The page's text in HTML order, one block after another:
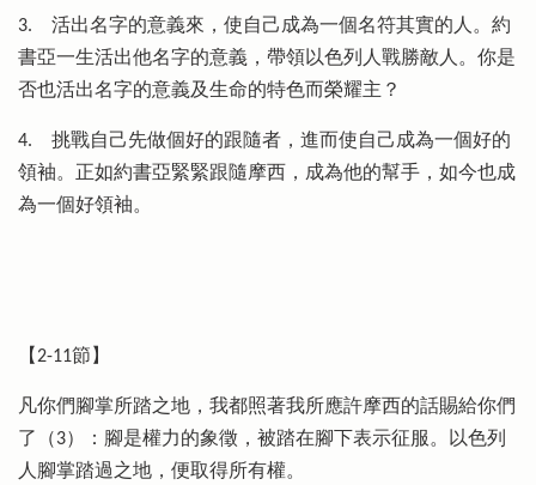
3.
活出名字的意義來，使自己成為一個名符其實的人。約
書亞一生活出他名字的意義，帶領以色列人戰勝敵人。你是
否也活出名字的意義及生命的特色而榮耀主？
4.
挑戰自己先做個好的跟隨者，進而使自己成為一個好的
領袖。正如約書亞緊緊跟隨摩西，成為他的幫手，如今也成
為一個好領袖。
【2-11節】
凡你們腳掌所踏之地，我都照著我所應許摩西的話賜給你們
了（3）：腳是權力的象徵，被踏在腳下表示征服。以色列
人腳掌踏過之地，便取得所有權。